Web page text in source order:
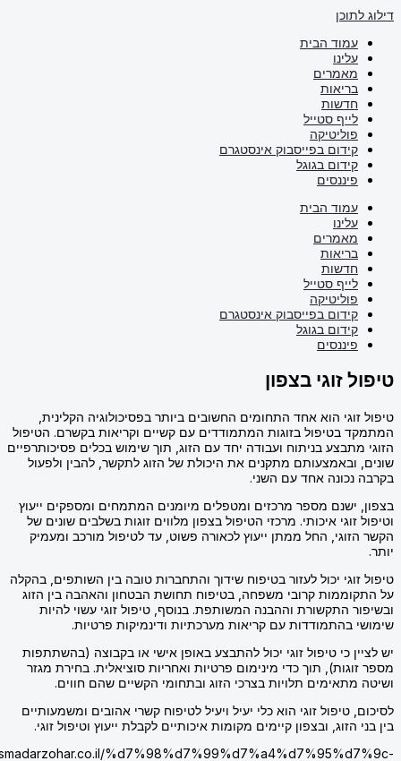
עמוד הבית
מאמרים
בריאות
חדשות
לייף סטייל
פוליטיקה
קידום בפייסבוק אינסטגרם
קידום בגוגל
פיננסים
עמוד הבית
מאמרים
בריאות
חדשות
לייף סטייל
פוליטיקה
קידום בפייסבוק אינסטגרם
קידום בגוגל
פיננסים
זוגי בצפון
הוא אחד התחומים החשובים ביותר בפסיכולוגיה הקלינית,
בטיפול בזוגות המתמודדים עם קשיים וקריאות בקשרם. הטיפול
בניתוח ועבודה יחד עם הזוג, תוך שימוש בכלים פסיכותרפיים
ובאמצעותם מתקנים את היכולת של הזוג לתקשר, להבין ולפעול
אחד עם השני.
ישנם מספר מרכזים ומטפלים מיומנים המתמחים ומספקים ייעוץ
זוגי איכותי. מרכזי הטיפול בצפון מלווים זוגות בשלבים שונים של
החל ממתן ייעוץ לכאורה פשוט, עד לטיפול מורכב ומעמיק
יכול לעזור בטיפוח שידוך והתחברות טובה בין השותפים, בהקלה
קרובי משפחה, בטיפוח תחושת הבטחון והאהבה בין הזוג
התקשורת וההבנה המשותפת. בנוסף, טיפול זוגי עשוי להיות
בהתמודדות עם קריאות מערכתיות ודינמיקות פרטיות.
כי טיפול זוגי יכול להתבצע באופן אישי או בקבוצה (בהשתתפות
תוך כדי מינימום פרטיות ואחריות סוציאלית. בחירת מגזר
תלויות בצרכי הזוג ובתחומי הקשיים שהם חווים.
טיפול זוגי הוא כלי יעיל ויעיל לטיפוח קשרי אהובים ומשמעותיים
הזוג, ובצפון קיימים מקומות איכותיים לקבלת ייעוץ וטיפול זוגי.
https://smadarzohar.co.il/